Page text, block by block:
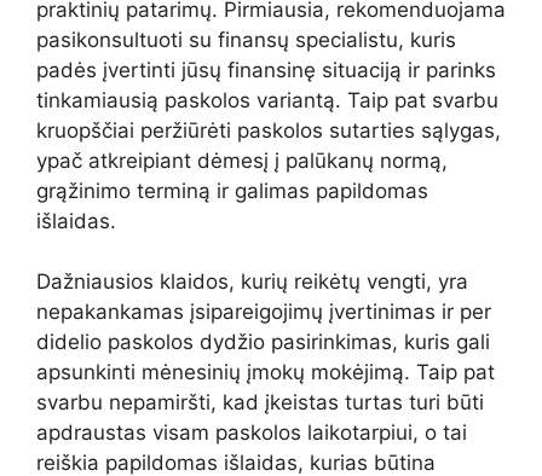
praktinių patarimų. Pirmiausia, rekomenduojama
pasikonsultuoti su finansų specialistu, kuris
padės įvertinti jūsų finansinę situaciją ir parinks
tinkamiausią paskolos variantą. Taip pat svarbu
kruopščiai peržiūrėti paskolos sutarties sąlygas,
ypač atkreipiant dėmesį į palūkanų normą,
grąžinimo terminą ir galimas papildomas
išlaidas.
Dažniausios klaidos, kurių reikėtų vengti, yra
nepakankamas įsipareigojimų įvertinimas ir per
didelio paskolos dydžio pasirinkimas, kuris gali
apsunkinti mėnesinių įmokų mokėjimą. Taip pat
svarbu nepamiršti, kad įkeistas turtas turi būti
apdraustas visam paskolos laikotarpiui, o tai
reiškia papildomas išlaidas, kurias būtina